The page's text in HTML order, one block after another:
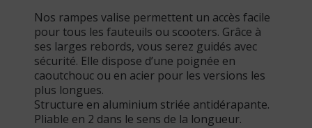
Nos rampes valise permettent un accès facile
pour tous les fauteuils ou scooters. Grâce à
ses larges rebords, vous serez guidés avec
sécurité. Elle dispose d’une poignée en
caoutchouc ou en acier pour les versions les
plus longues.
Structure en aluminium striée antidérapante.
Pliable en 2 dans le sens de la longueur.